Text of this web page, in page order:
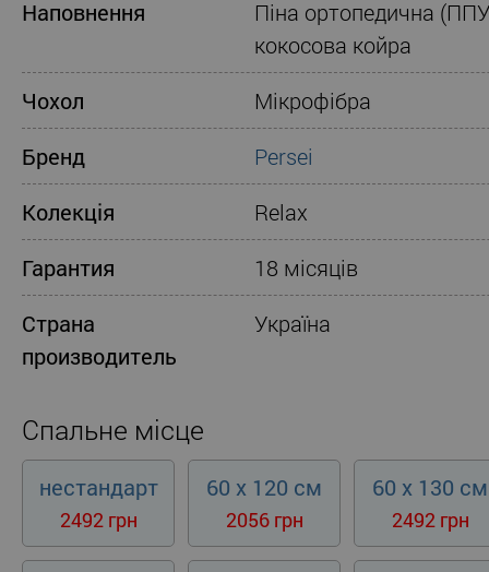
Наповнення
Піна ортопедична
кокосова койра
Чохол
Мікрофібра
Бренд
Persei
Колекція
Relax
Гарантия
18 місяців
Страна
производитель
Україна
Спальне місце
нестандарт
2492 грн
60 x 120 см
2056 грн
60 x 130 см
2492 грн